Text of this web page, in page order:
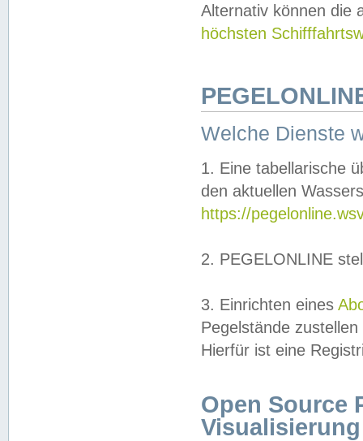
Alternativ können die
höchsten
Welche Dienste
1. Eine tabellarische
den aktuellen
https://
2. PEGELONLINE
3. Einrichten eines
Pegelstände
Hierfür ist eine
Open Source
Visualisierung